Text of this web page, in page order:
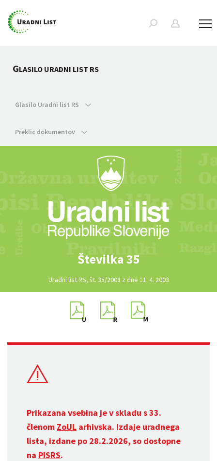
GLASILO URADNI LIST RS
Glasilo Uradni list RS
Preklic dokumentov
Številka 35
Uradni list RS, št. 35/2003 z dne 11. 4. 2003
Prikazana vsebina je v skladu s 33.
členom ZoUL arhivska. Izdaje uradnega
lista, izdane po 28.2.2026, so dostopne
na PISRS.